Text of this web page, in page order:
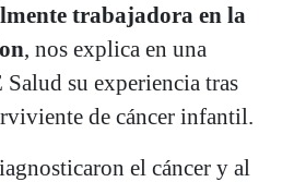
trabajadora en la
, nos explica en una
su experiencia tras
de cáncer infantil.
el cáncer y al